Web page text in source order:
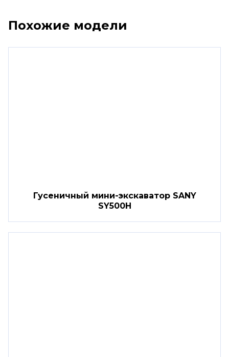
Похожие модели
Гусеничный мини-экскаватор SANY
SY500H